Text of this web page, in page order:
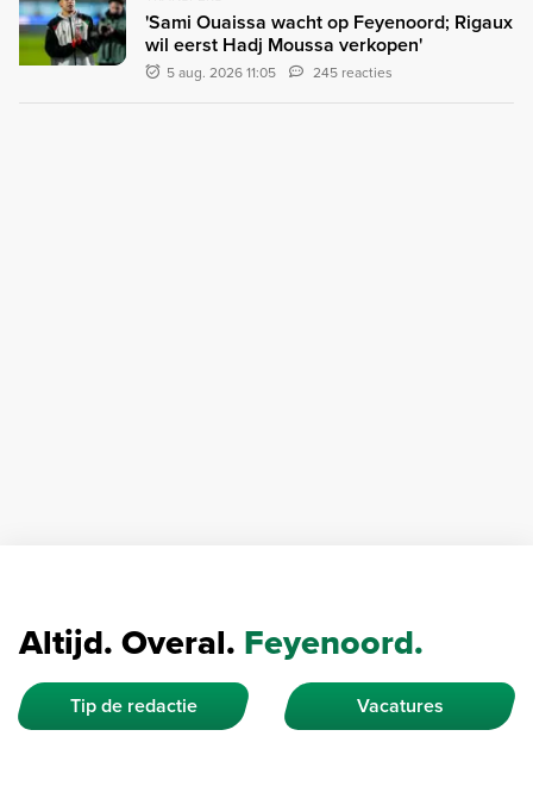
'Sami Ouaissa wacht op Feyenoord; Rigaux
wil eerst Hadj Moussa verkopen'
5 aug. 2026 11:05 245 reacties
Altijd. Overal. Feyenoord.
Tip de redactie Vacatures